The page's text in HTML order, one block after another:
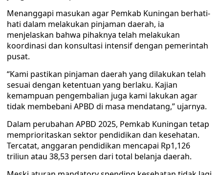
Menanggapi masukan agar Pemkab Kuningan berhati-
hati dalam melakukan pinjaman daerah, ia
menjelaskan bahwa pihaknya telah melakukan
koordinasi dan konsultasi intensif dengan pemerintah
pusat.
“Kami pastikan pinjaman daerah yang dilakukan telah
sesuai dengan ketentuan yang berlaku. Kajian
kemampuan pengembalian juga kami lakukan agar
tidak membebani APBD di masa mendatang,” ujarnya.
Dalam perubahan APBD 2025, Pemkab Kuningan tetap
memprioritaskan sektor pendidikan dan kesehatan.
Tercatat, anggaran pendidikan mencapai Rp1,126
triliun atau 38,53 persen dari total belanja daerah.